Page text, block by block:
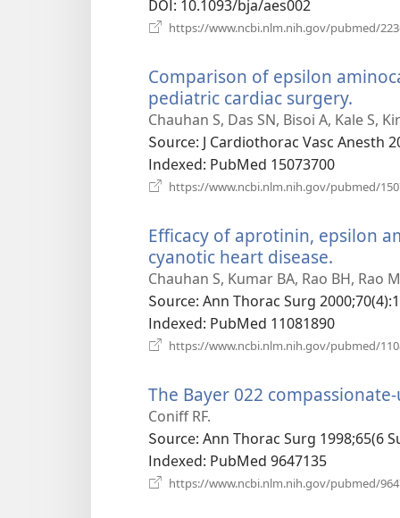
기)
DOI ‎: 10.1093/bja/aes002
https://www.ncbi.nlm.nih.gov/pubmed/
Comparison of epsilon
pediatric cardiac surgery.
로
운
열
Chauhan S, Das SN, Bisoi A, Kale S,
Source‎: J Cardiothorac Vasc Anesth
Indexed‎: PubMed 15073700
https://www.ncbi.nlm.nih.gov/pubmed/
Efficacy of aprotinin, epsilon
cyanotic heart disease.
로
운
창
열
Chauhan S, Kumar BA, Rao BH, Rao
Source‎: Ann Thorac Surg
Indexed‎: PubMed 11081890
https://www.ncbi.nlm.nih.gov/pubmed/
The Bayer 022
Coniff RF.
Source‎: Ann Thorac Surg 1998;65(6
Indexed‎: PubMed 9647135
https://www.ncbi.nlm.nih.gov/pubmed/